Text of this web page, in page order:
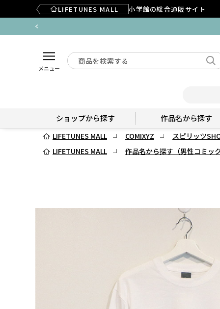
LIFETUNES MALL 小学館の総合通販サイト
メニュー
ショップから探す 作品名から探す
LIFETUNES MALL COMIXYZ
スピリッツ
LIFETUNES MALL
作品名から探す（男性コミッ